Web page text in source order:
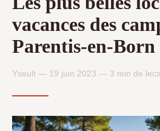
vacances des
Parentis-en-Born
Yseult — 19 juin 2023 — 3 min de